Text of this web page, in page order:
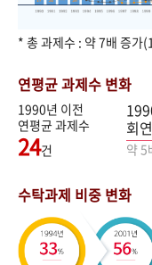
* 총 과제수 : 약 7배 증
연평균 과제수 변화
1990년 이전
연평균 과제수
24건
회
약 5
수탁과제 비중 변화